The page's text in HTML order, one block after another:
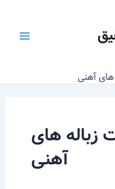
های آهنی
زباله های
آهنی